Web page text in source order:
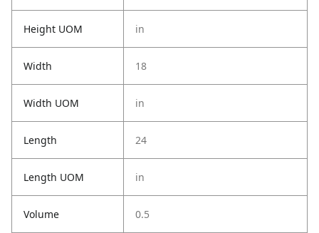
Height UOM in
Width 18
Width UOM in
Length 24
Length UOM in
Volume 0.5